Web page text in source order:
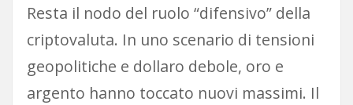
Resta il nodo del ruolo “difensivo” della
criptovaluta. In uno scenario di tensioni
geopolitiche e dollaro debole, oro e
argento hanno toccato nuovi massimi. Il